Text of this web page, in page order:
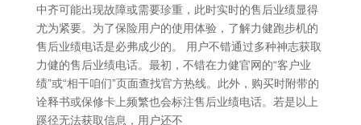
中齐可能出现故障或需要珍重，此时实时的售后业绩显得
尤为紧要。为了保险用户的使用体验，了解力健跑步机的
售后业绩电话是必弗成少的。 用户不错通过多种神志获取
力健的售后业绩电话。最初，不错在力健官网的“客户业
绩”或“相干咱们”页面查找官方热线。此外，购买时附带的
诠释书或保修卡上频繁也会标注售后业绩电话。若是以上
蹊径无法获取信息，用户还不